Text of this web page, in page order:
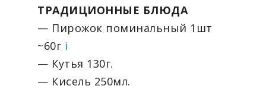
ТРАДИЦИОННЫЕ БЛЮДА
— Пирожок поминальный 1шт
~60г i
— Кутья 130г.
— Кисель 250мл.